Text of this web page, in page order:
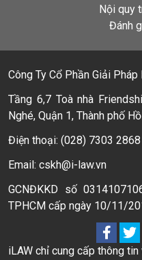
Nội quy
Đánh
Công Ty Cổ Phần Giải
Tầng 6,7 Toà nhà
Nghé, Quận 1, Thành phố
Điện thoại: (028) 7303 2868
Email: cskh@i-law.vn
GCNĐKKD số
TPHCM cấp ngày 10/11/
iLAW chỉ cung cấp thông